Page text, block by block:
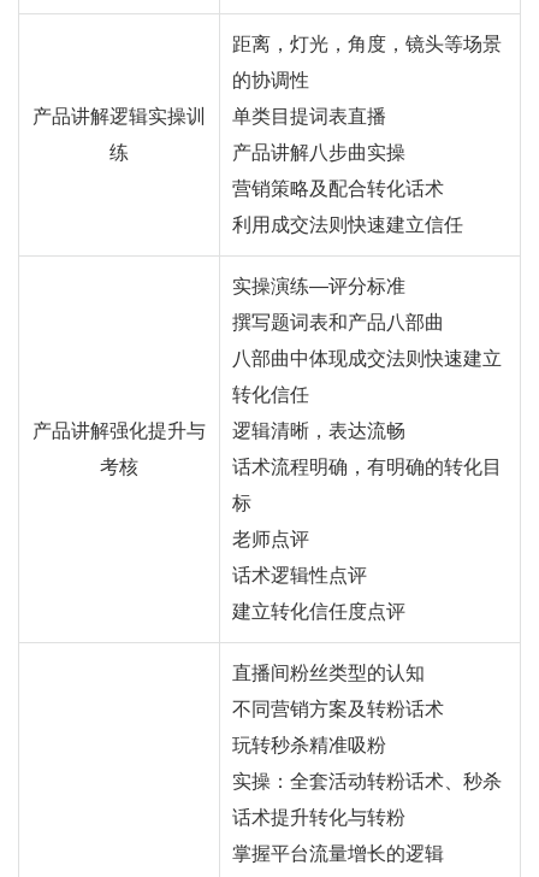
产品讲解逻辑实操训
练
距离，灯光，角度，镜头等场景
的协调性
单类目提词表直播
产品讲解八步曲实操
营销策略及配合转化话术
利用成交法则快速建立信任
产品讲解强化提升与
考核
实操演练—评分标准
撰写题词表和产品八部曲
八部曲中体现成交法则快速建立
转化信任
逻辑清晰，表达流畅
话术流程明确，有明确的转化目
标
老师点评
话术逻辑性点评
建立转化信任度点评
直播间粉丝类型的认知
不同营销方案及转粉话术
玩转秒杀精准吸粉
实操：全套活动转粉话术、秒杀
话术提升转化与转粉
掌握平台流量增长的逻辑